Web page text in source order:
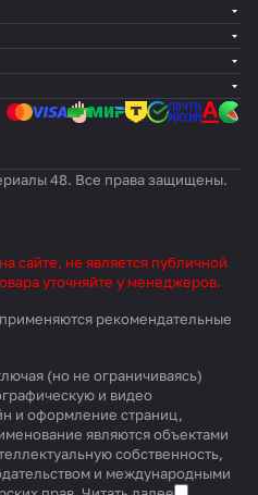
48. Все права защищены.
сайте, не является публичной
уточняйте у менеджеров.
рекомендательные
(но не ограничиваясь)
и видео
и оформление страниц,
являются объектами
собственность,
и международными